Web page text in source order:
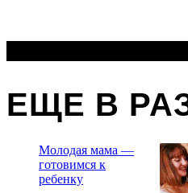
ЕЩЕ В
Молодая мама —
готовимся к
ребенку